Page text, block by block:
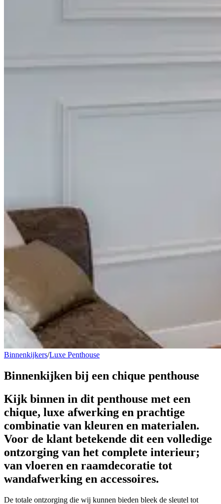
Binnenkijkers/Luxe Penthouse
Binnenkijken bij een chique penthouse
Kijk binnen in dit penthouse met een
chique, luxe afwerking en prachtige
combinatie van kleuren en materialen.
Voor de klant betekende dit een volledige
ontzorging van het complete interieur;
van vloeren en raamdecoratie tot
wandafwerking en accessoires.
De totale ontzorging die wij kunnen bieden bleek de sleutel tot